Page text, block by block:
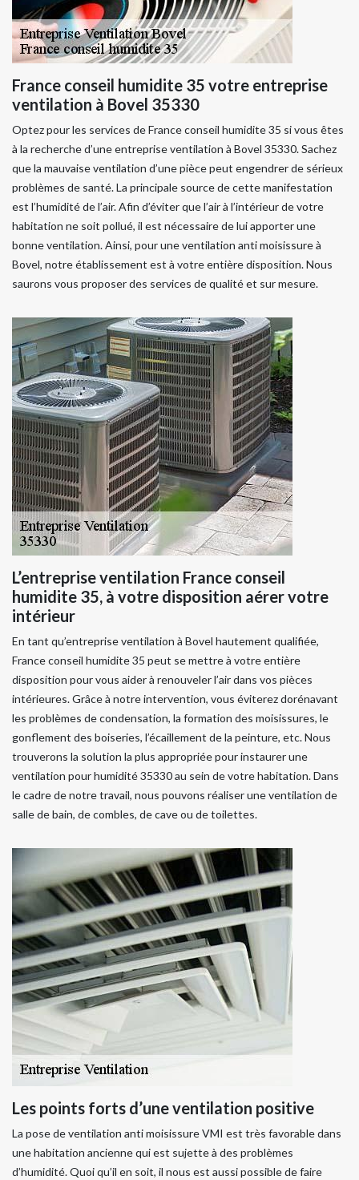
France conseil humidite 35 votre entreprise
ventilation à Bovel 35330
Optez pour les services de France conseil humidite 35 si vous êtes
à la recherche d’une entreprise ventilation à Bovel 35330. Sachez
que la mauvaise ventilation d’une pièce peut engendrer de sérieux
problèmes de santé. La principale source de cette manifestation
est l’humidité de l’air. Afin d’éviter que l’air à l’intérieur de votre
habitation ne soit pollué, il est nécessaire de lui apporter une
bonne ventilation. Ainsi, pour une ventilation anti moisissure à
Bovel, notre établissement est à votre entière disposition. Nous
saurons vous proposer des services de qualité et sur mesure.
L’entreprise ventilation France conseil
humidite 35, à votre disposition aérer votre
intérieur
En tant qu’entreprise ventilation à Bovel hautement qualifiée,
France conseil humidite 35 peut se mettre à votre entière
disposition pour vous aider à renouveler l’air dans vos pièces
intérieures. Grâce à notre intervention, vous éviterez dorénavant
les problèmes de condensation, la formation des moisissures, le
gonflement des boiseries, l’écaillement de la peinture, etc. Nous
trouverons la solution la plus appropriée pour instaurer une
ventilation pour humidité 35330 au sein de votre habitation. Dans
le cadre de notre travail, nous pouvons réaliser une ventilation de
salle de bain, de combles, de cave ou de toilettes.
Les points forts d’une ventilation positive
La pose de ventilation anti moisissure VMI est très favorable dans
une habitation ancienne qui est sujette à des problèmes
d’humidité. Quoi qu’il en soit, il nous est aussi possible de faire